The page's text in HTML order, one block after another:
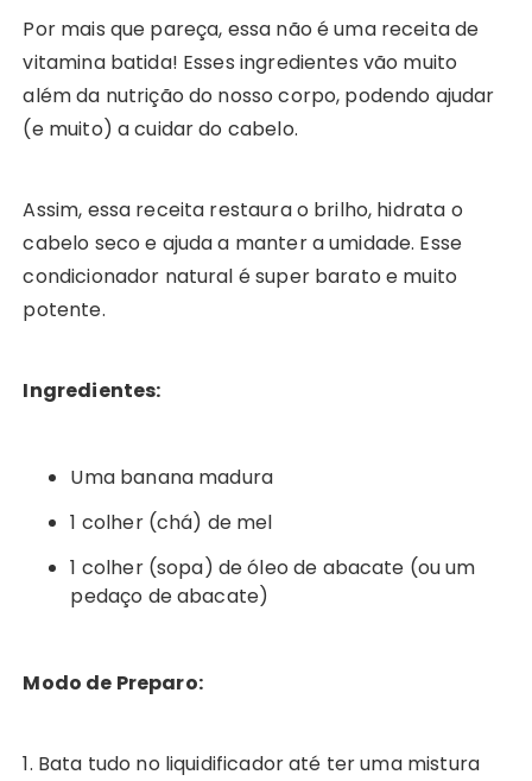
Por mais que pareça, essa não é uma receita de
vitamina batida! Esses ingredientes vão muito
além da nutrição do nosso corpo, podendo ajudar
(e muito) a cuidar do cabelo.
Assim, essa receita restaura o brilho, hidrata o
cabelo seco e ajuda a manter a umidade. Esse
condicionador natural é super barato e muito
potente.
Ingredientes:
Uma banana madura
1 colher (chá) de mel
1 colher (sopa) de óleo de abacate (ou um
pedaço de abacate)
Modo de Preparo:
1. Bata tudo no liquidificador até ter uma mistura